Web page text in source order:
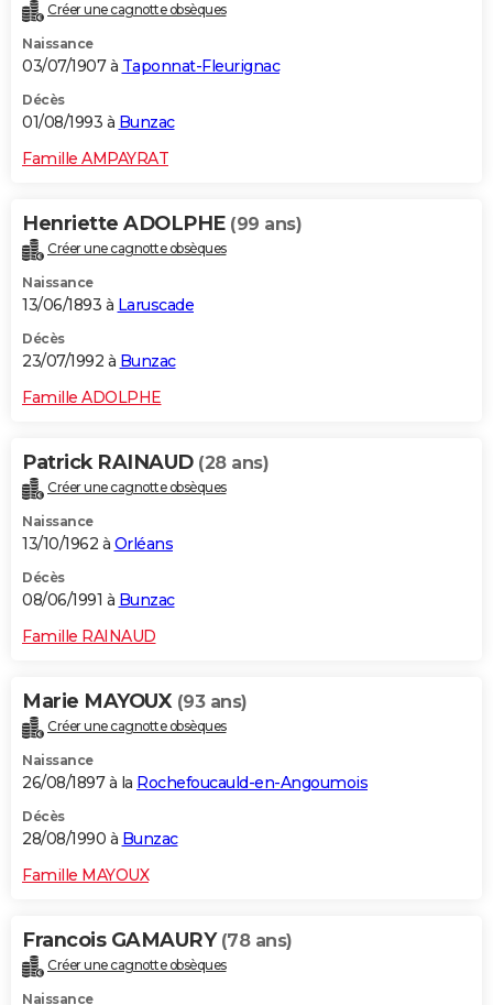
Créer une cagnotte obsèques
Naissance
03/07/1907 à Taponnat-Fleurignac
Décès
01/08/1993 à Bunzac
Famille AMPAYRAT
Henriette ADOLPHE (99 ans)
Créer une cagnotte obsèques
Naissance
13/06/1893 à Laruscade
Décès
23/07/1992 à Bunzac
Famille ADOLPHE
Patrick RAINAUD (28 ans)
Créer une cagnotte obsèques
Naissance
13/10/1962 à Orléans
Décès
08/06/1991 à Bunzac
Famille RAINAUD
Marie MAYOUX (93 ans)
Créer une cagnotte obsèques
Naissance
26/08/1897 à la Rochefoucauld-en-Angoumois
Décès
28/08/1990 à Bunzac
Famille MAYOUX
Francois GAMAURY (78 ans)
Créer une cagnotte obsèques
Naissance